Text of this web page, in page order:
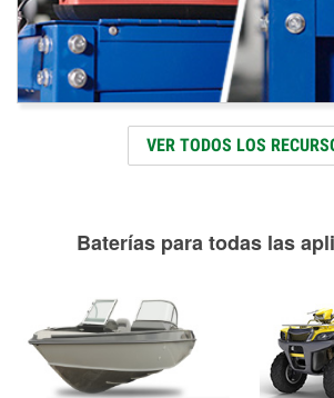
VER TODOS LOS
Baterías para todas las